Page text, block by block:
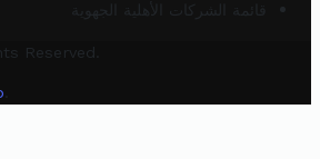
قائمة الشركات الأهلية الجهوية
Reserved.